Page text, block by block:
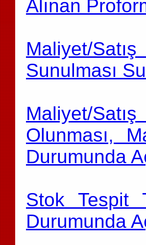
Alınan
Maliyet/
Sunulması
Maliyet/
Olunması,
Durumunda
Stok Tespit
Durumunda